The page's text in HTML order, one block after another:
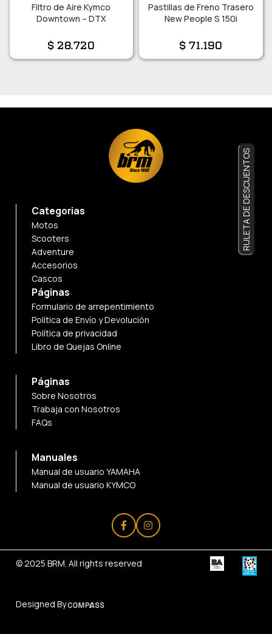
Filtro de Aire Kymco
Downtown – DTX
$28.720
Pastillas de Freno Trasero
New People S 150i
$71.190
Categorias
Motos
Scooters
Adventure
Accesorios
Cascos
Páginas
Formulario de arrepentimiento
Política de Envío y Devolución
Política de privacidad
Libro de Quejas Online
Páginas
Sobre Nosotros
Trabaja con Nosotros
FAQs
Manuales
Manual de usuario YAMAHA
Manual de usuario KYMCO
© 2025 BRM. All rights reserved
Designed By
RULETA DE DESCUENTOS